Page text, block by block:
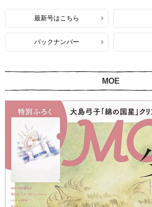
最新号はこちら
バックナンバー
MOE